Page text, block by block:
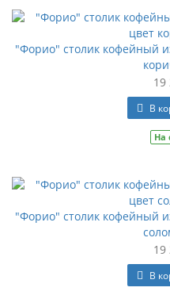
"Форио" столик кофейный
19
В
На
"Форио" столик кофейный
19
В